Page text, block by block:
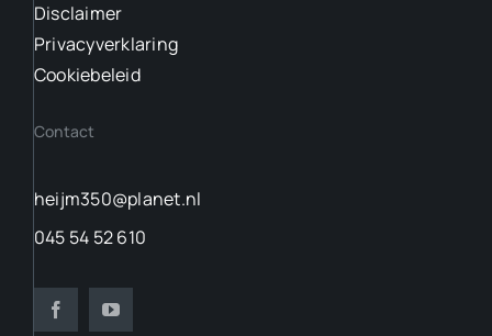
Disclaimer
Privacyverklaring
Cookiebeleid
Contact
heijm350@planet.nl
045 54 52 610